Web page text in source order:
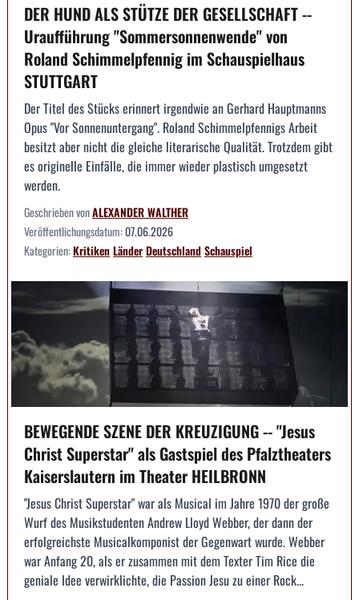
DER HUND ALS STÜTZE DER GESELLSCHAFT --
Uraufführung "Sommersonnenwende" von
Roland Schimmelpfennig im Schauspielhaus
STUTTGART
Der Titel des Stücks erinnert irgendwie an Gerhard Hauptmanns
Opus "Vor Sonnenuntergang". Roland Schimmelpfennigs Arbeit
besitzt aber nicht die gleiche literarische Qualität. Trotzdem gibt
es originelle Einfälle, die immer wieder plastisch umgesetzt
werden.
Geschrieben vonALEXANDER WALTHER
Veröffentlichungsdatum:07.06.2026
Kategorien:KritikenLänderDeutschlandSchauspiel
BEWEGENDE SZENE DER KREUZIGUNG -- "Jesus
Christ Superstar" als Gastspiel des Pfalztheaters
Kaiserslautern im Theater HEILBRONN
"Jesus Christ Superstar" war als Musical im Jahre 1970 der große
Wurf des Musikstudenten Andrew Lloyd Webber, der dann der
erfolgreichste Musicalkomponist der Gegenwart wurde. Webber
war Anfang 20, als er zusammen mit dem Texter Tim Rice die
geniale Idee verwirklichte, die Passion Jesu zu einer Rock...